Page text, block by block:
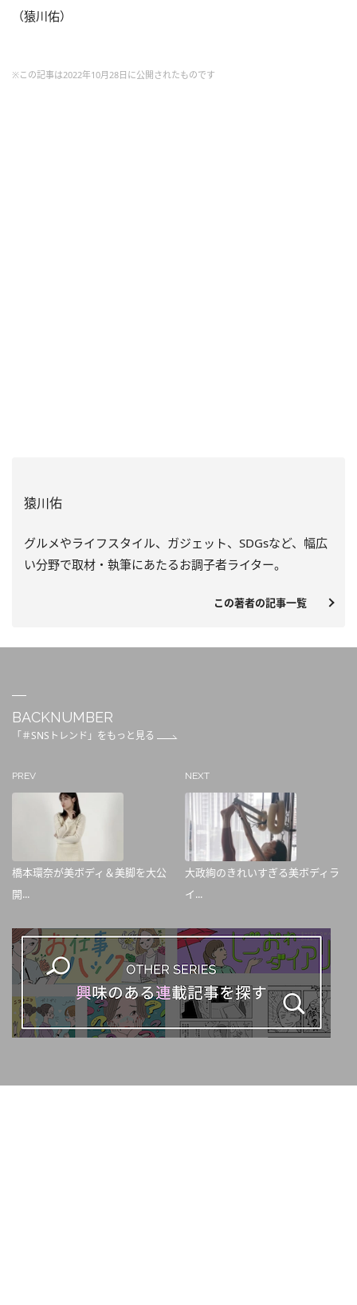
（猿川佑）
※この記事は2022年10月28日に公開されたものです
猿川佑
グルメやライフスタイル、ガジェット、SDGsなど、 幅広
い分野で取材・執筆にあたるお調子者ライター。
この著者の記事一覧
BACKNUMBER
「＃SNSトレンド」をもっと見る
PREV
橋本環奈が美ボディ＆美脚を大公
開...
NEXT
大政絢のきれいすぎる美ボディラ
イ...